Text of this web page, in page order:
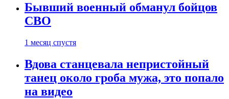
Бывший военный обманул бойцов
СВО
1 месяц спустя
Вдова станцевала непристойный
танец около гроба мужа, это попало
на видео